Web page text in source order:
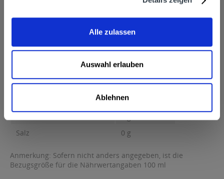
Alle zulassen
Auswahl erlauben
Ablehnen
0 g Kohlenhydrate...mehr
27 kcal / 115 kJ
Fett
0 g
davon gesättigte Fettsäuren
0 g
Kohlenhydrate
6,1 g
6,1 g
Salz
0 g
Anmerkung: Sofern nicht anders angegeben, ist die
Bezugsgröße für die Nährwertangaben 100 ml